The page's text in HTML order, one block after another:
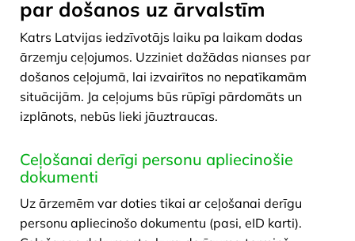
par došanos uz ārvalstīm
Katrs Latvijas iedzīvotājs laiku pa laikam dodas
ārzemju ceļojumos. Uzziniet dažādas nianses par
došanos ceļojumā, lai izvairītos no nepatīkamām
situācijām. Ja ceļojums būs rūpīgi pārdomāts un
izplānots, nebūs lieki jāuztraucas.
Ceļošanai derīgi personu apliecinošie
dokumenti
Uz ārzemēm var doties tikai ar ceļošanai derīgu
personu apliecinošo dokumentu (pasi, eID karti).